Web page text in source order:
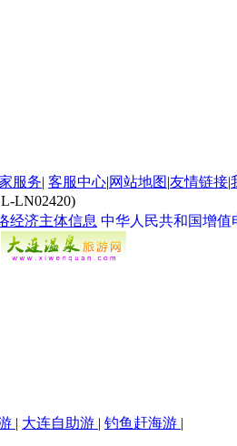
服务| 客服中心|网站地图|友情链接|
LN02420)
中华人民共和国增值
| 大连自助游 | 钓鱼赶海游 |